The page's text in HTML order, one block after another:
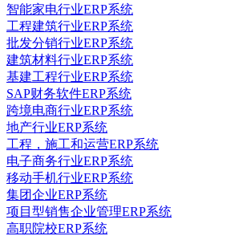
智能家电行业ERP系统
工程建筑行业ERP系统
批发分销行业ERP系统
建筑材料行业ERP系统
基建工程行业ERP系统
SAP财务软件ERP系统
跨境电商行业ERP系统
地产行业ERP系统
工程，施工和运营ERP系统
电子商务行业ERP系统
移动手机行业ERP系统
集团企业ERP系统
项目型销售企业管理ERP系统
高职院校ERP系统